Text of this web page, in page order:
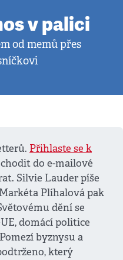
v palici
od memů přes
Přihlaste se k
do e-mailové
Silvie Lauder píše
Plíhalová pak
dění se
domácí politice
byznysu a
který